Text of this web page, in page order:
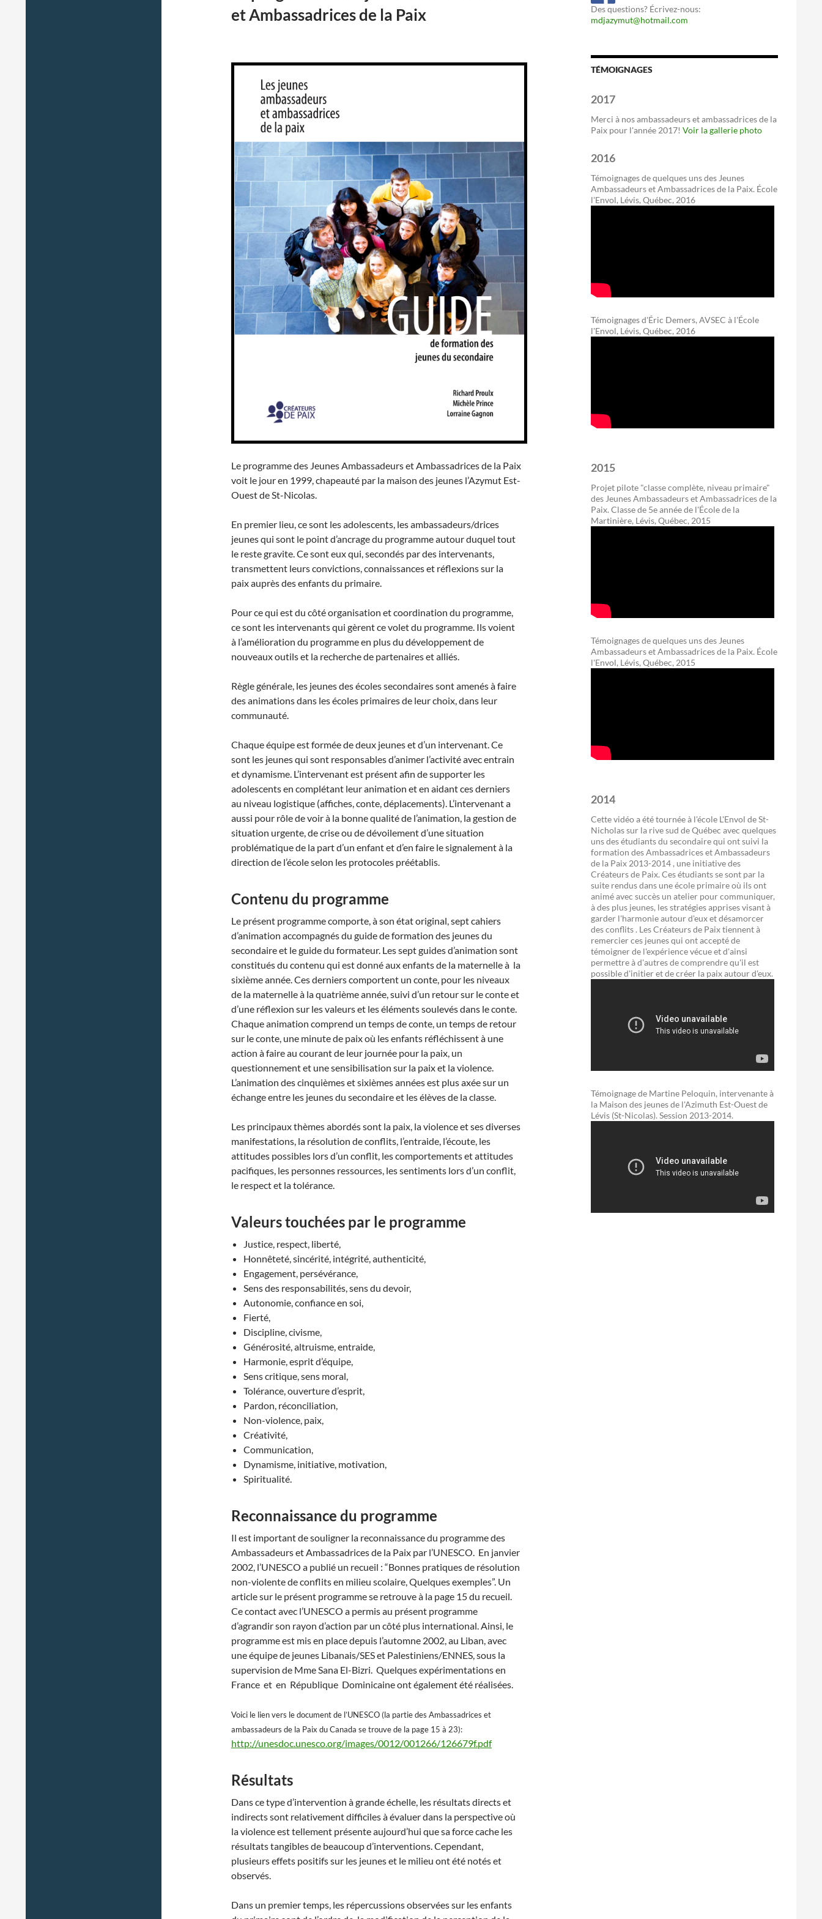
et Ambassadrices de la Paix
Le programme des Jeunes Ambassadeurs et Ambassadrices de la Paix
voit le jour en 1999, chapeauté par la maison des jeunes l’Azymut Est-
Ouest de St-Nicolas.
En premier lieu, ce sont les adolescents, les ambassadeurs/drices
jeunes qui sont le point d’ancrage du programme autour duquel tout
le reste gravite. Ce sont eux qui, secondés par des intervenants,
transmettent leurs convictions, connaissances et réflexions sur la
paix auprès des enfants du primaire.
Pour ce qui est du côté organisation et coordination du programme,
ce sont les intervenants qui gèrent ce volet du programme. Ils voient
à l’amélioration du programme en plus du développement de
nouveaux outils et la recherche de partenaires et alliés.
Règle générale, les jeunes des écoles secondaires sont amenés à faire
des animations dans les écoles primaires de leur choix, dans leur
communauté.
Chaque équipe est formée de deux jeunes et d’un intervenant. Ce
sont les jeunes qui sont responsables d’animer l’activité avec entrain
et dynamisme. L’intervenant est présent afin de supporter les
adolescents en complétant leur animation et en aidant ces derniers
au niveau logistique (affiches, conte, déplacements). L’intervenant a
aussi pour rôle de voir à la bonne qualité de l’animation, la gestion de
situation urgente, de crise ou de dévoilement d’une situation
problématique de la part d’un enfant et d’en faire le signalement à la
direction de l’école selon les protocoles préétablis.
Contenu du programme
Le présent programme comporte, à son état original, sept cahiers
d’animation accompagnés du guide de formation des jeunes du
secondaire et le guide du formateur. Les sept guides d’animation sont
constitués du contenu qui est donné aux enfants de la maternelle à la
sixième année. Ces derniers comportent un conte, pour les niveaux
de la maternelle à la quatrième année, suivi d’un retour sur le conte et
d’une réflexion sur les valeurs et les éléments soulevés dans le conte.
Chaque animation comprend un temps de conte, un temps de retour
sur le conte, une minute de paix où les enfants réfléchissent à une
action à faire au courant de leur journée pour la paix, un
questionnement et une sensibilisation sur la paix et la violence.
L’animation des cinquièmes et sixièmes années est plus axée sur un
échange entre les jeunes du secondaire et les élèves de la classe.
Les principaux thèmes abordés sont la paix, la violence et ses diverses
manifestations, la résolution de conflits, l’entraide, l’écoute, les
attitudes possibles lors d’un conflit, les comportements et attitudes
pacifiques, les personnes ressources, les sentiments lors d’un conflit,
le respect et la tolérance.
Valeurs touchées par le programme
Justice, respect, liberté,
Honnêteté, sincérité, intégrité, authenticité,
Engagement, persévérance,
Sens des responsabilités, sens du devoir,
Autonomie, confiance en soi,
Fierté,
Discipline, civisme,
Générosité, altruisme, entraide,
Harmonie, esprit d’équipe,
Sens critique, sens moral,
Tolérance, ouverture d’esprit,
Pardon, réconciliation,
Non-violence, paix,
Créativité,
Communication,
Dynamisme, initiative, motivation,
Spiritualité.
Reconnaissance du programme
Il est important de souligner la reconnaissance du programme des
Ambassadeurs et Ambassadrices de la Paix par l’UNESCO. En janvier
2002, l’UNESCO a publié un recueil : “Bonnes pratiques de résolution
non-violente de conflits en milieu scolaire, Quelques exemples”. Un
article sur le présent programme se retrouve à la page 15 du recueil.
Ce contact avec l’UNESCO a permis au présent programme
d’agrandir son rayon d’action par un côté plus international. Ainsi, le
programme est mis en place depuis l’automne 2002, au Liban, avec
une équipe de jeunes Libanais/SES et Palestiniens/ENNES, sous la
supervision de Mme Sana El-Bizri. Quelques expérimentations en
France et en République Dominicaine ont également été réalisées.
Voici le lien vers le document de l’UNESCO (la partie des Ambassadrices et
ambassadeurs de la Paix du Canada se trouve de la page 15 à 23):
http://unesdoc.unesco.org/images/0012/001266/126679f.pdf
Résultats
Dans ce type d’intervention à grande échelle, les résultats directs et
indirects sont relativement difficiles à évaluer dans la perspective où
la violence est tellement présente aujourd’hui que sa force cache les
résultats tangibles de beaucoup d’interventions. Cependant,
plusieurs effets positifs sur les jeunes et le milieu ont été notés et
observés.
Dans un premier temps, les répercussions observées sur les enfants
Des questions? Écrivez-nous:
mdjazymut@hotmail.com
TÉMOIGNAGES
2017
Merci à nos ambassadeurs et ambassadrices de la
Paix pour l'année 2017! Voir la gallerie photo
2016
Témoignages de quelques uns des Jeunes
Ambassadeurs et Ambassadrices de la Paix. École
l'Envol, Lévis, Québec, 2016
Témoignages d'Éric Demers, AVSEC à l'École
l'Envol, Lévis, Québec, 2016
2015
Projet pilote "classe complète, niveau primaire"
des Jeunes Ambassadeurs et Ambassadrices de la
Paix. Classe de 5e année de l'École de la
Martinière, Lévis, Québec, 2015
Témoignages de quelques uns des Jeunes
Ambassadeurs et Ambassadrices de la Paix. École
l'Envol, Lévis, Québec, 2015
2014
Cette vidéo a été tournée à l'école L'Envol de St-
Nicholas sur la rive sud de Québec avec quelques
uns des étudiants du secondaire qui ont suivi la
formation des Ambassadrices et Ambassadeurs
de la Paix 2013-2014 , une initiative des
Créateurs de Paix. Ces étudiants se sont par la
suite rendus dans une école primaire où ils ont
animé avec succès un atelier pour communiquer,
à des plus jeunes, les stratégies apprises visant à
garder l'harmonie autour d'eux et désamorcer
des conflits . Les Créateurs de Paix tiennent à
remercier ces jeunes qui ont accepté de
témoigner de l'expérience vécue et d'ainsi
permettre à d'autres de comprendre qu'il est
possible d'initier et de créer la paix autour d'eux.
Témoignage de Martine Peloquin, intervenante à
la Maison des jeunes de l'Azimuth Est-Ouest de
Lévis (St-Nicolas). Session 2013-2014.